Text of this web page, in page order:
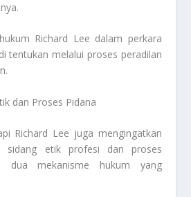
Richard Lee dalam perkara
tentukan melalui proses peradilan
dan Proses Pidana
Richard Lee juga mengingatkan
sidang etik profesi dan proses
dua mekanisme hukum yang